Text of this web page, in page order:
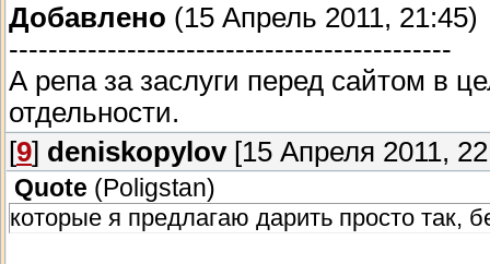
Добавлено (15 Апрель 2011, 21:45)
---------------------------------------------
А репа за заслуги перед сайтом в
отдельности.
[9] deniskopylov[15 Апреля 2011,
Quote ( Poligstan)
которые я предлагаю дарить просто так,